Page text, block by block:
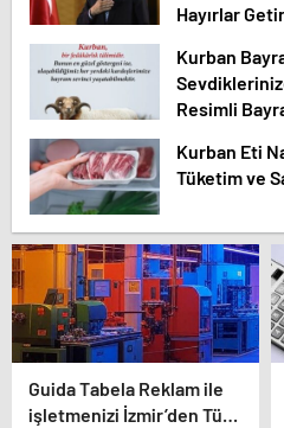
Hayırlar
Kurban
Resimli
Kurban Eti
Tüketim ve
Guida Tabela Reklam ile
işletmenizi İzmir’den Tüm